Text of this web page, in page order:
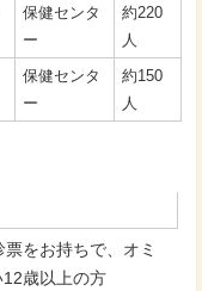
保健センタ
ー
約220
人
保健センタ
ー
約150
人
をお持ちで、オミ
歳以上の方